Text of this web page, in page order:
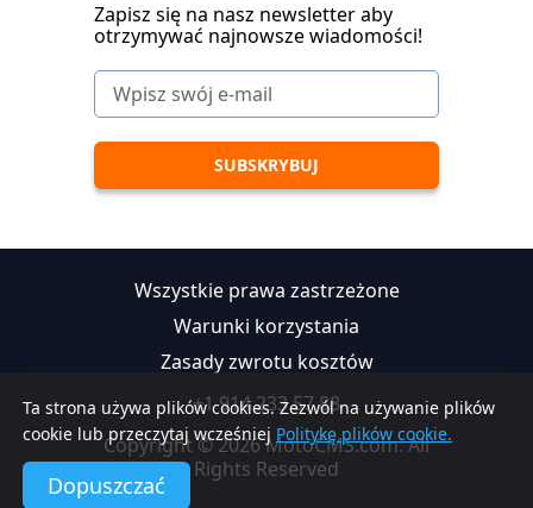
Ta strona używa plików cookies. Zezwól na używanie plików
cookie lub przeczytaj wcześniej Politykę plików cookie.
Dopuszczać
Zapisz się na nasz newsletter aby
otrzymywać najnowsze wiadomości!
Wszystkie prawa zastrzeżone
Warunki korzystania
Zasady zwrotu kosztów
+1 914 233 57 88
Copyright © 2026 MotoCMS.com. All
Rights Reserved